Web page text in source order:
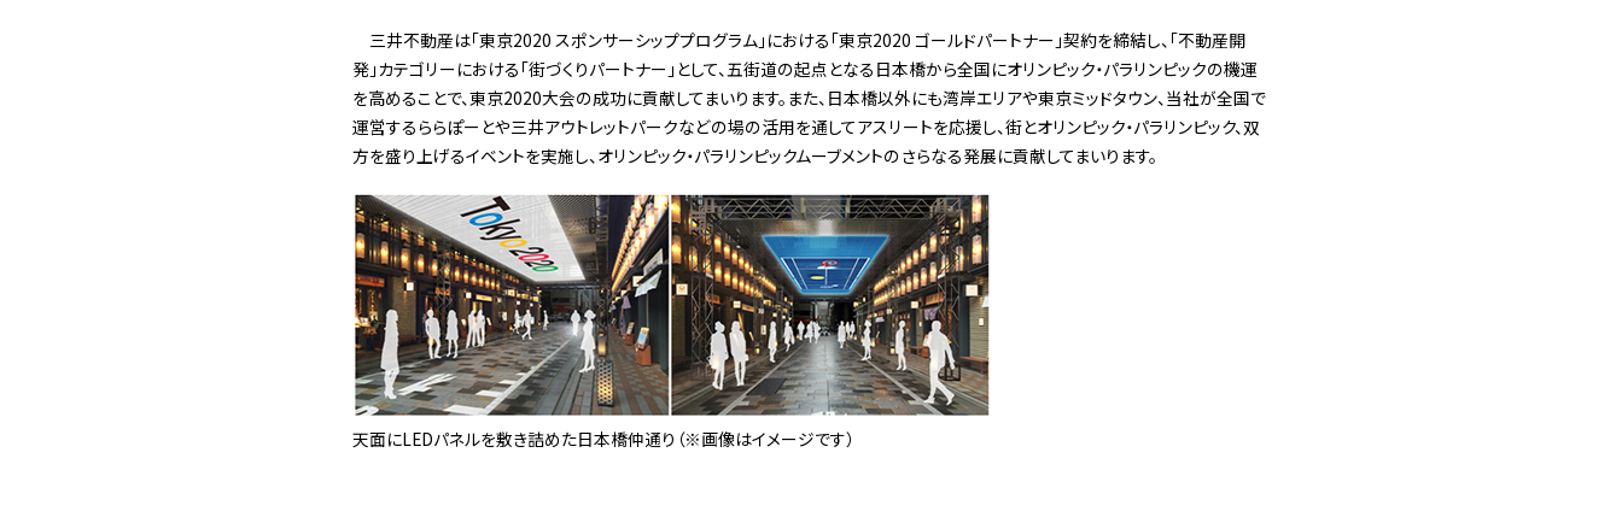
三井不動産は「東京2020 スポンサーシッププログラム」における「東京2020 ゴールドパートナー」契約を締結し、「不動産開
発」カテゴリーにおける「街づくりパートナー」として、五街道の起点となる日本橋から全国にオリンピック・パラリンピックの機運
を高めることで、東京2020大会の成功に貢献してまいります。また、日本橋以外にも湾岸エリアや東京ミッドタウン、当社が全国で
運営するららぽーとや三井アウトレットパークなどの場の活用を通してアスリートを応援し、街とオリンピック・パラリンピック、双
方を盛り上げるイベントを実施し、オリンピック・パラリンピックムーブメントのさらなる発展に貢献してまいります。
天面にLEDパネルを敷き詰めた日本橋仲通り（※画像はイメージです）